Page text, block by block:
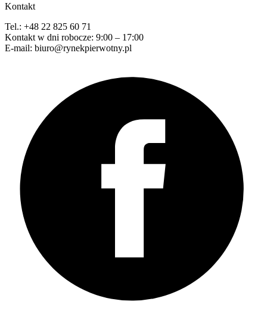
Kontakt
Tel.: +48 22 825 60 71
Kontakt w dni robocze: 9:00 – 17:00
E-mail: biuro@rynekpierwotny.pl